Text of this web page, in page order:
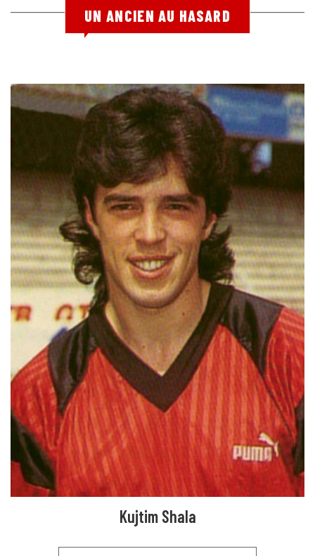
UN ANCIEN AU HASARD
Kujtim Shala